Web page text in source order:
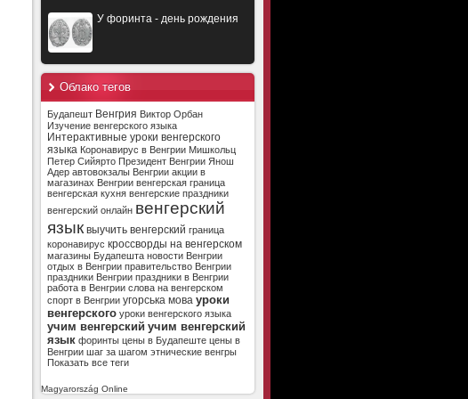
У форинта - день рождения
Облако тегов
Будапешт Венгрия Виктор Орбан
Изучение венгерского языка
Интерактивные уроки венгерского
языка Коронавирус в Венгрии Мишкольц
Петер Сийярто Президент Венгрии Янош
Адер автовокзалы Венгрии акции в
магазинах Венгрии венгерская граница
венгерская кухня венгерские праздники
венгерский онлайн венгерский
язык выучить венгерский граница
коронавирус кроссворды на венгерском
магазины Будапешта новости Венгрии
отдых в Венгрии правительство Венгрии
праздники Венгрии праздники в Венгрии
работа в Венгрии слова на венгерском
спорт в Венгрии угорська мова уроки
венгерского уроки венгерского языка
учим венгерский учим венгерский
язык форинты цены в Будапеште цены в
Венгрии шаг за шагом этнические венгры
Показать все теги
Magyarország Online